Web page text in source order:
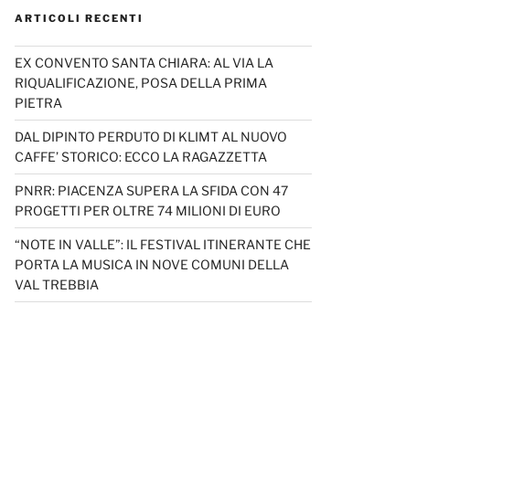
ARTICOLI RECENTI
EX CONVENTO SANTA CHIARA: AL VIA LA
RIQUALIFICAZIONE, POSA DELLA PRIMA
PIETRA
DAL DIPINTO PERDUTO DI KLIMT AL NUOVO
CAFFE’ STORICO: ECCO LA RAGAZZETTA
PNRR: PIACENZA SUPERA LA SFIDA CON 47
PROGETTI PER OLTRE 74 MILIONI DI EURO
“NOTE IN VALLE”: IL FESTIVAL ITINERANTE CHE
PORTA LA MUSICA IN NOVE COMUNI DELLA
VAL TREBBIA